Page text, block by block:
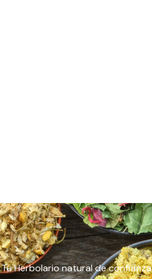
Tu Herbolario natural de confianza